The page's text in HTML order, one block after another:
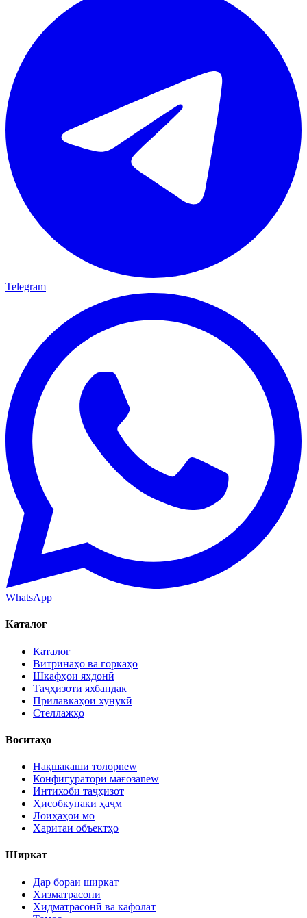
Telegram
WhatsApp
Каталог
Каталог
Витринаҳо ва горкаҳо
Шкафҳои яхдонӣ
Таҷҳизоти яхбандак
Прилавкаҳои хунукӣ
Стеллажҳо
Воситаҳо
Нақшакаши толорnew
Конфигуратори мағозаnew
Интихоби таҷҳизот
Ҳисобкунаки ҳаҷм
Лоиҳаҳои мо
Харитаи объектҳо
Ширкат
Дар бораи ширкат
Хизматрасонӣ
Хидматрасонӣ ва кафолат